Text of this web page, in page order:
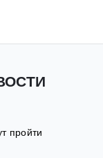
пройти